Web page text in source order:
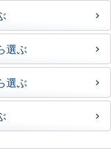
選ぶ
選ぶ